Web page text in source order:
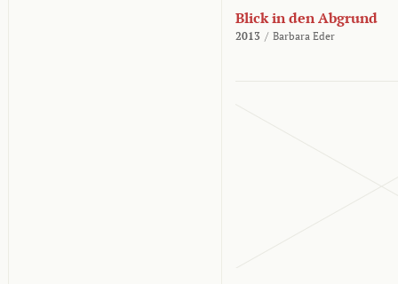
Blick in den Abgrund
2013 / Barbara Eder